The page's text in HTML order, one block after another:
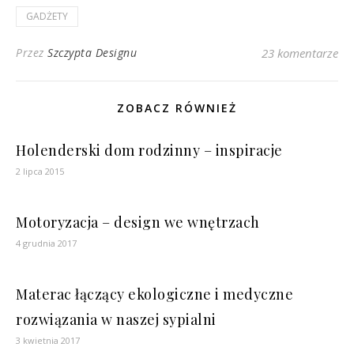
GADŻETY
Przez Szczypta Designu 23 komentarze
ZOBACZ RÓWNIEŻ
Holenderski dom rodzinny – inspiracje
2 lipca 2015
Motoryzacja – design we wnętrzach
4 grudnia 2017
Materac łączący ekologiczne i medyczne
rozwiązania w naszej sypialni
3 kwietnia 2017